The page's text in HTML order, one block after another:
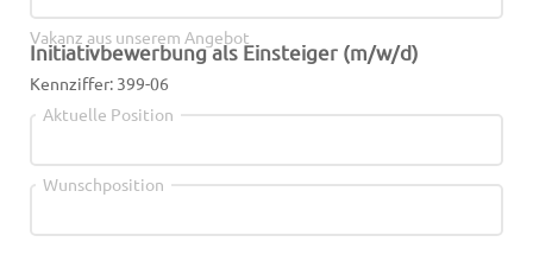
Vakanz aus unserem Angebot
Initiativbewerbung als Einsteiger (m/w/d)
Kennziffer: 399-06
Aktuelle Position
Wunschposition